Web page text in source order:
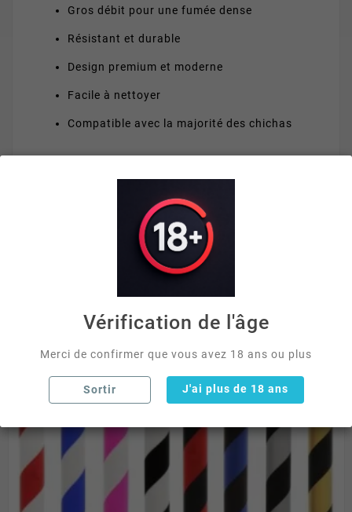
Gros débit pour une fumée dense
Résistant et durable
Design premium et moderne
Facile à nettoyer
Compatible avec la majorité des chichas
VOUS AIMEREZ AUSSI
Vérification de l'âge
Merci de confirmer que vous avez 18 ans ou plus
Sortir J'ai plus de 18 ans